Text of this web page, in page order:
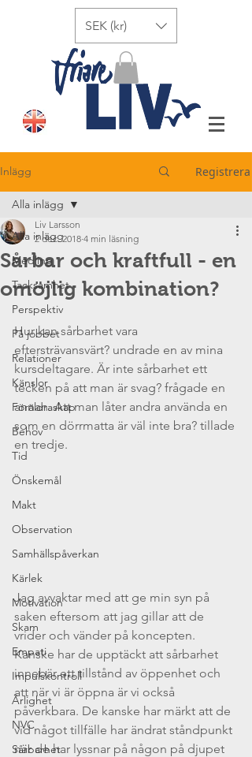
SEK (kr)
Inlägg Registrera
Alla inlägg
Medling
Tacksamhet
Perspektiv
På jobbet
Relationer
Känslor
Föräldraskap
Behov
Tid
Önskemål
Makt
Observation
Samhällspåverkan
Kärlek
Motivation
Skam
Empati
Impulskontroll
Ärlighet
NVC
Sårbarhet
Alla inlägg
Sårbar och kraftfull - en
omöjlig kombination?
Liv Larsson
2 dec. 2018 4 min läsning
Hur kan sårbarhet vara
eftersträvansvärt? undrade en av mina
kursdeltagare. Är inte sårbarhet ett
tecken på att man är svag? frågade en
annan. Att man låter andra använda en
som en dörrmatta är väl inte bra? tillade
en tredje.
Jag avvaktar med att ge min syn på
saken eftersom att jag gillar att de
vrider och vänder på koncepten.
Kanske har de upptäckt att sårbarhet
innebär ett tillstånd av öppenhet och
att när vi är öppna är vi också
påverkbara. De kanske har märkt att de
vid något tillfälle har ändrat ståndpunkt
när de har lyssnar på någon på djupet